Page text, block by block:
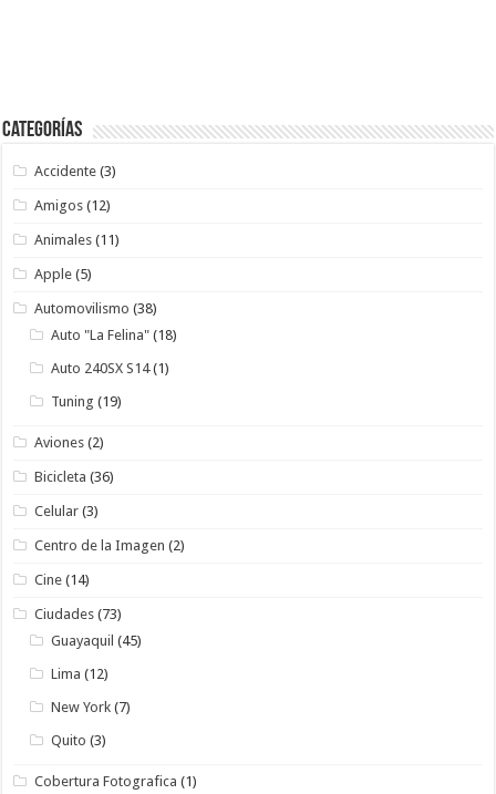
Categorías
Accidente (3)
Amigos (12)
Animales (11)
Apple (5)
Automovilismo (38)
Auto "La Felina" (18)
Auto 240SX S14(1)
Tuning (19)
Aviones (2)
Bicicleta (36)
Celular (3)
Centro de la Imagen (2)
Cine (14)
Ciudades (73)
Guayaquil (45)
Lima (12)
New York (7)
Quito (3)
Cobertura Fotografica (1)